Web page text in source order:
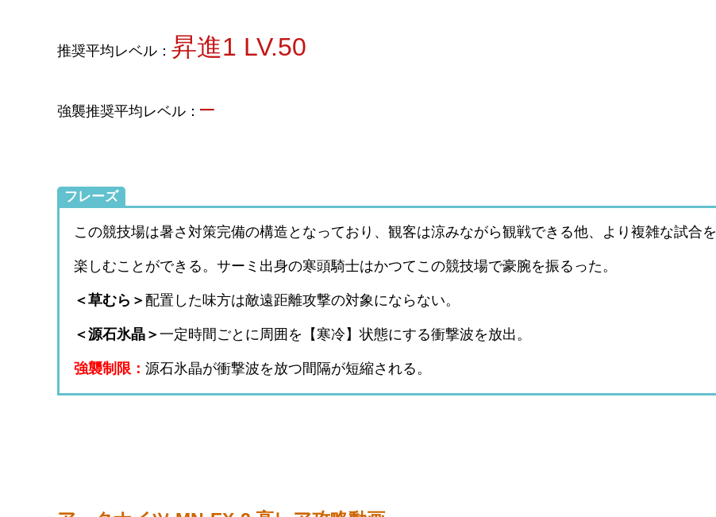
推奨平均レベル： 昇進1 LV.50
強襲推奨平均レベル： –
フレーズ
この競技場は暑さ対策完備の構造となっており、観客は涼みながら観戦できる他、より複雑な試合を
楽しむことができる。サーミ出身の寒頭騎士はかつてこの競技場で豪腕を振るった。
＜草むら＞配置した味方は敵遠距離攻撃の対象にならない。
＜源石氷晶＞一定時間ごとに周囲を【寒冷】状態にする衝撃波を放出。
強襲制限： 源石氷晶が衝撃波を放つ間隔が短縮される。